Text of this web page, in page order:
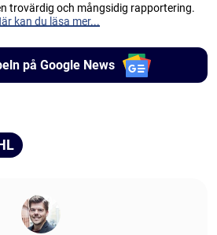
trovärdig och mångsidig rapportering.
kan du läsa mer...
på Google News